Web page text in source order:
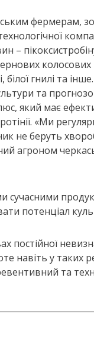
фермерам,
–
білої гнилі та
та
який має
«Ми
беруть
агроном
сучасними
потенціал
постійної
навіть у таких
та